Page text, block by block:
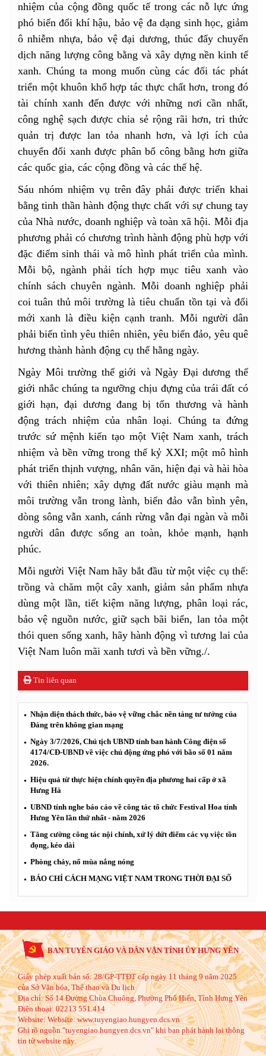
nhiệm của cộng đồng quốc tế trong các nỗ lực ứng
phó biến đổi khí hậu, bảo vệ đa dạng sinh học, giảm
ô nhiễm nhựa, bảo vệ đại dương, thúc đẩy chuyển
dịch năng lượng công bằng và xây dựng nền kinh tế
xanh. Chúng ta mong muốn cùng các đối tác phát
triển một khuôn khổ hợp tác thực chất hơn, trong đó
tài chính xanh đến được với những nơi cần nhất,
công nghệ sạch được chia sẻ rộng rãi hơn, tri thức
quản trị được lan tỏa nhanh hơn, và lợi ích của
chuyển đổi xanh được phân bổ công bằng hơn giữa
các quốc gia, các cộng đồng và các thế hệ.
Sáu nhóm nhiệm vụ trên đây phải được triển khai
bằng tinh thần hành động thực chất với sự chung tay
của Nhà nước, doanh nghiệp và toàn xã hội. Mỗi địa
phương phải có chương trình hành động phù hợp với
đặc điểm sinh thái và mô hình phát triển của mình.
Mỗi bộ, ngành phải tích hợp mục tiêu xanh vào
chính sách chuyên ngành. Mỗi doanh nghiệp phải
coi tuân thủ môi trường là tiêu chuẩn tồn tại và đổi
mới xanh là điều kiện cạnh tranh. Mỗi người dân
phải biến tình yêu thiên nhiên, yêu biển đảo, yêu quê
hương thành hành động cụ thể hằng ngày.
Ngày Môi trường thế giới và Ngày Đại dương thế
giới nhắc chúng ta ngưỡng chịu đựng của trái đất có
giới hạn, đại dương đang bị tổn thương và hành
động trách nhiệm của nhân loại. Chúng ta đứng
trước sứ mệnh kiến tạo một Việt Nam xanh, trách
nhiệm và bền vững trong thế kỷ XXI; một mô hình
phát triển thịnh vượng, nhân văn, hiện đại và hài hòa
với thiên nhiên; xây dựng đất nước giàu mạnh mà
môi trường vẫn trong lành, biển đảo vẫn bình yên,
dòng sông vẫn xanh, cánh rừng vẫn đại ngàn và mỗi
người dân được sống an toàn, khỏe mạnh, hạnh
phúc.
Mỗi người Việt Nam hãy bắt đầu từ một việc cụ thể:
trồng và chăm một cây xanh, giảm sản phẩm nhựa
dùng một lần, tiết kiệm năng lượng, phân loại rác,
bảo vệ nguồn nước, giữ sạch bãi biển, lan tỏa một
thói quen sống xanh, hãy hành động vì tương lai của
Việt Nam luôn mãi xanh tươi và bền vững./.
Tin liên quan
Nhận diện thách thức, bảo vệ vững chắc nền tảng tư tưởng của
Đảng trên không gian mạng
Ngày 3/7/2026, Chủ tịch UBND tỉnh ban hành Công điện số
4174/CĐ-UBND về việc chủ động ứng phó với bão số 01 năm
2026.
Hiệu quả từ thực hiện chính quyền địa phương hai cấp ở xã
Hưng Hà
UBND tỉnh nghe báo cáo về công tác tổ chức Festival Hoa tỉnh
Hưng Yên lần thứ nhất - năm 2026
Tăng cường công tác nội chính, xử lý dứt điểm các vụ việc tồn
đọng, kéo dài
Phòng cháy, nổ mùa nắng nóng
BÁO CHÍ CÁCH MẠNG VIỆT NAM TRONG THỜI ĐẠI SỐ
BAN TUYÊN GIÁO VÀ DÂN VẬN TỈNH ỦY HƯNG YÊN
Giấy phép xuất bản số: 28/GP-TTĐT cấp ngày 11 tháng 9 năm 2025
của Sở Văn hóa, Thể thao và Du lịch
Địa chỉ:Số 14 Đường Chùa Chuông, Phường Phố Hiến, Tỉnh Hưng Yên
Điện thoại:02213 551.414
Website:Website: www.tuyengiao.hungyen.dcs.vn
Ghi rõ nguồn "tuyengiao.hungyen.dcs.vn" khi bạn phát hành lại thông
tin từ website này.